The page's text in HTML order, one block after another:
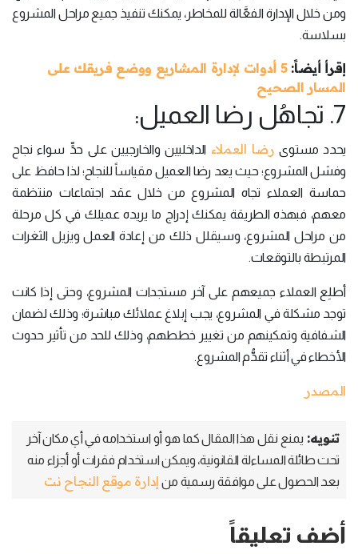
ومن خلال الإدارة الفعَّالة للمخاطر، يمكنك تنفيذ جميع مراحل المشروع
بسلاسة.
إقرأ أيضاً:
5 أدوات لإدارة المشاريع ووضع فريقك على
المسار الصحيح
7. تجاهُل رضا العميل:
يحدد مستوى رضا العملاء الداخليين والخارجيين على حدٍّ سواء نجاح
وفشل المشروع؛ حيث يعد رضا العميل مقياساً للنجاح؛ لذا حافظ على
حماسة العملاء تجاه المشروع من خلال عقد اجتماعات منتظمة
معهم، فبهذه الطريقة يمكنك إدراج ما يريده عميلك في كل مرحلة
من مراحل المشروع، وسيقلل ذلك من إعادة العمل ويزيل الثغرات
المرتبطة بالتوقعات.
أطلِع العملاء جميعهم على آخر مستجدات المشروع، وحتى إذا كانت
توجد مشكلة في المشروع، يجب إبلاغ عملائك مباشرة؛ وذلك لضمان
الشفافية وتمكينهم من تغيير خططهم، وذلك للحد من تأثير حدوث
الأخطاء في أثناء تقدُّم المشروع.
المصدر
تنويه: يمنع نقل هذا المقال كما هو أو استخدامه في أي مكان آخر
تحت طائلة المساءلة القانونية، ويمكن استخدام فقرات أو أجزاء منه
بعد الحصول على موافقة رسمية من إدارة موقع النجاح نت
أضف تعليقاً